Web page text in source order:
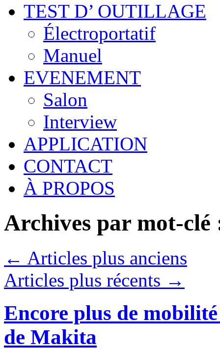
TEST D’ OUTILLAGE
Électroportatif
Manuel
EVENEMENT
Salon
Interview
APPLICATION
CONTACT
À PROPOS
Archives par mot-
← Articles plus anciens
Articles plus récents →
Encore plus de
de Makita